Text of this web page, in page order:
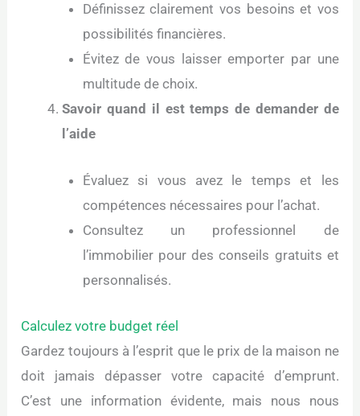
Définissez clairement vos besoins et vos
possibilités financières.
Évitez de vous laisser emporter par une
multitude de choix.
Savoir quand il est temps de demander de
l’aide
Évaluez si vous avez le temps et les
compétences nécessaires pour l’achat.
Consultez un professionnel de
l’immobilier pour des conseils gratuits et
personnalisés.
Calculez votre budget réel
Gardez toujours à l’esprit que le prix de la maison ne
doit jamais dépasser votre capacité d’emprunt.
C’est une information évidente, mais nous nous